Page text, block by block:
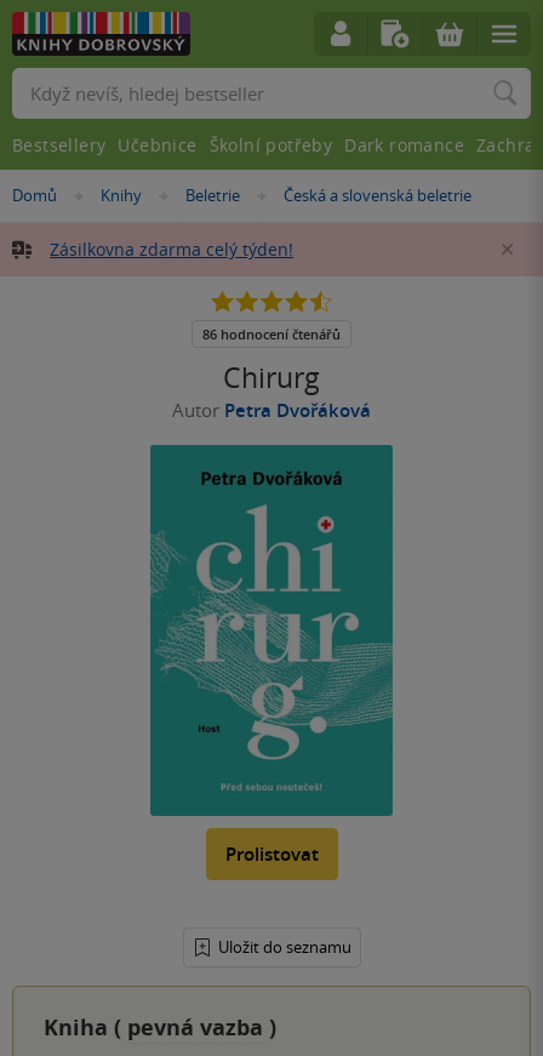
Nacházíte
zde:
Domů »
Knihy »
Beletrie »
Česká a slovenská beletrie
Zásilkovna zdarma celý týden!
Chirurg
Autor Petra Dvořáková
Prolistovat
Uložit do seznamu
4.5
5
86 hodnocení čtenářů
Kniha ( pevná vazba )
Vyhledávání
Bestsellery Učebnice Školní potřeby Dark romance